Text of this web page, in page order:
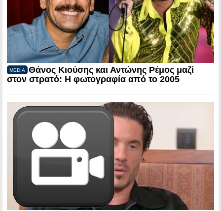
MEDIA
Θάνος Κιούσης και Αντώνης Ρέμος μαζί
στον στρατό: Η φωτογραφία από το 2005